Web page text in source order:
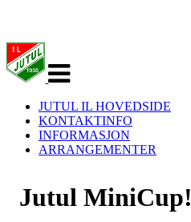
navigasjon
JUTUL IL HOVEDSIDE
KONTAKTINFO
INFORMASJON
ARRANGEMENTER
Jutul MiniCup!